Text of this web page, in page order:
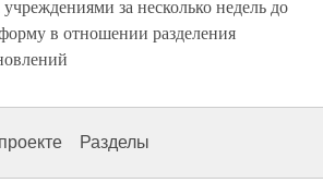
за несколько недель до
в отношении разделения
Разделы